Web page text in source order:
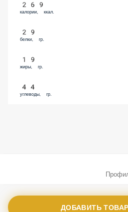
269
калории, ккал.
29
белки, гр.
19
жиры, гр.
44
углеводы, гр.
ДОБАВИТЬ